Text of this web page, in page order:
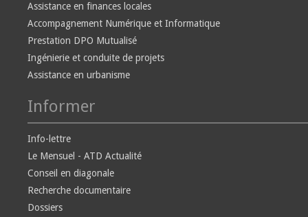
Assistance en finances locales
Accompagnement Numérique et Informatique
Prestation DPO Mutualisé
Ingénierie et conduite de projets
Assistance en urbanisme
Informer
Info-lettre
Le Mensuel - ATD Actualité
Conseil en diagonale
Recherche documentaire
Dossiers